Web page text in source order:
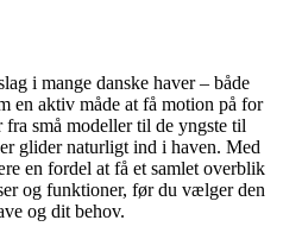
i mange danske haver – både
en aktiv måde at få motion på for
små modeller til de yngste til
glider naturligt ind i haven. Med
en fordel at få et samlet overblik
og funktioner, før du vælger den
og dit behov.